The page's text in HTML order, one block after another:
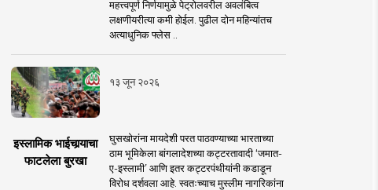
महत्त्वपूर्ण निर्णयामुळे पेट्रोलवरील अवलंबित्व
लक्षणीयरीत्या कमी होईल. पुढील दोन महिन्यांतच
अत्याधुनिक फ्लेस ..
१३ जून २०२६
इस्लामिक भाईचार्‍याचा
फाटलेला बुरखा
घुसखोरांना मायदेशी परत पाठवण्याच्या भारताच्या
ठाम भूमिकेला बांगलादेशच्या कट्टरतावादी ‘जमात-
ए-इस्लामी’ आणि इतर कट्टरपंथीयांनी कडाडून
विरोध दर्शवला आहे. स्वतःच्याच मुस्लीम नागरिकांना